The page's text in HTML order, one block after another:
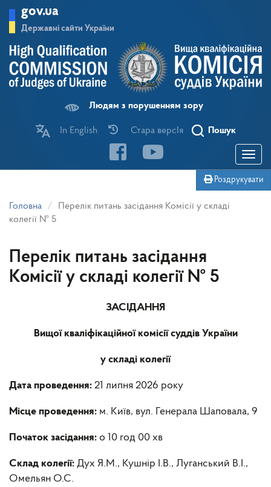
основного
матеріалу
gov.ua
Державні сайти України
Людям з порушенням зору
In English Стара версІя Пошук
Toggle
Роздрукувати
Головна
Перелік питань засідання Комісії у складі
колегії № 5
Перелік питань засідання
Комісії у складі колегії № 5
ЗАСІДАННЯ
Вищої кваліфікаційної комісії суддів України
у складі колегії
Дата проведення: 21 липня 2026 року
Місце проведення: м. Київ, вул. Генерала Шаповала, 9
Початок засідання: о 10 год 00 хв
Склад колегії: Дух Я.М., Кушнір І.В., Луганський В.І.,
Омельян О.С.